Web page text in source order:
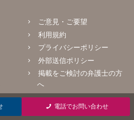
電話でお問い合わせ
ご意見・ご要望
利用規約
プライバシーポリシー
外部送信ポリシー
掲載をご検討の弁護士の方
へ